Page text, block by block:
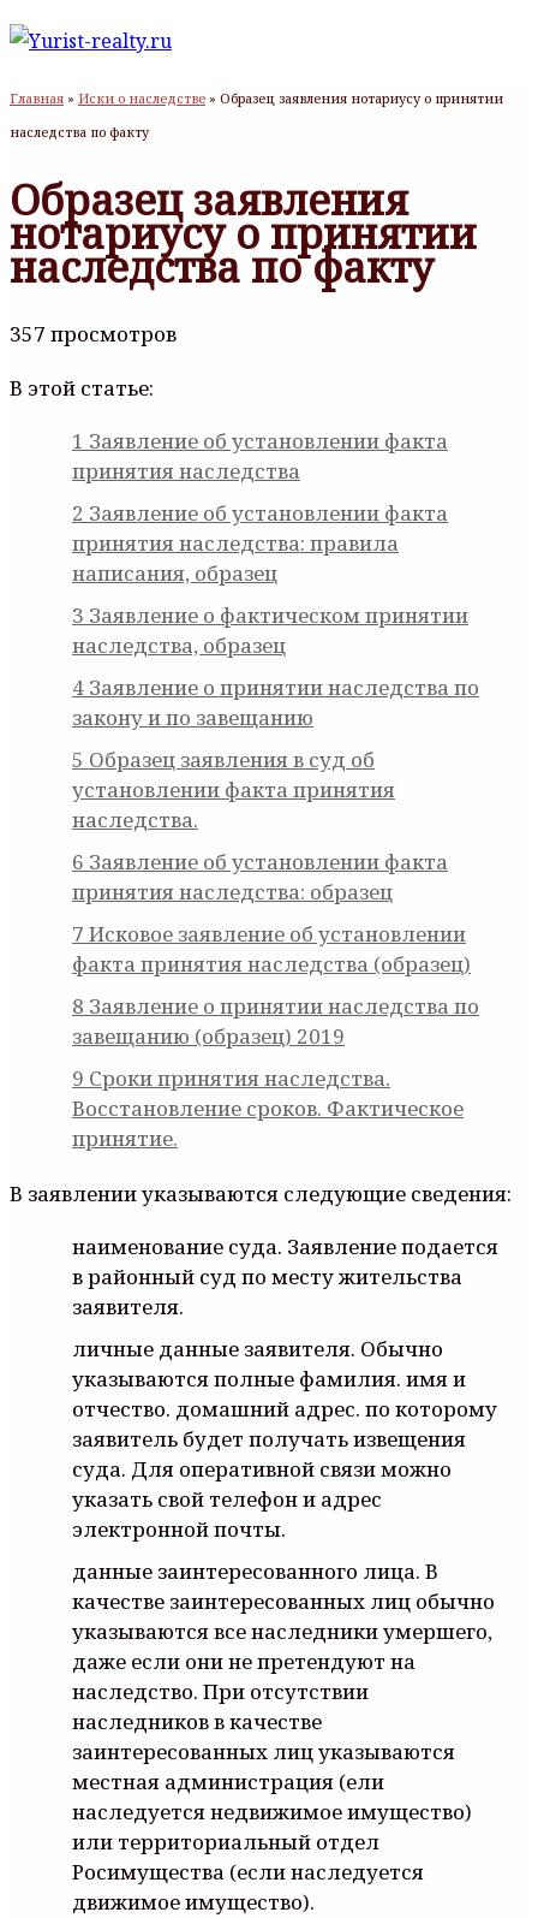
Главная » Иски о наследстве » Образец заявления нотариусу о принятии
наследства по факту
Образец заявления
нотариусу о принятии
наследства по факту
357 просмотров
В этой статье:
1 Заявление об установлении факта
принятия наследства
2 Заявление об установлении факта
принятия наследства: правила
написания, образец
3 Заявление о фактическом принятии
наследства, образец
4 Заявление о принятии наследства по
закону и по завещанию
5 Образец заявления в суд об
установлении факта принятия
наследства.
6 Заявление об установлении факта
принятия наследства: образец
7 Исковое заявление об установлении
факта принятия наследства (образец)
8 Заявление о принятии наследства по
завещанию (образец) 2019
9 Сроки принятия наследства.
Восстановление сроков. Фактическое
принятие.
В заявлении указываются следующие сведения:
наименование суда. Заявление подается
в районный суд по месту жительства
заявителя.
личные данные заявителя. Обычно
указываются полные фамилия. имя и
отчество. домашний адрес. по которому
заявитель будет получать извещения
суда. Для оперативной связи можно
указать свой телефон и адрес
электронной почты.
данные заинтересованного лица. В
качестве заинтересованных лиц обычно
указываются все наследники умершего,
даже если они не претендуют на
наследство. При отсутствии
наследников в качестве
заинтересованных лиц указываются
местная администрация (ели
наследуется недвижимое имущество)
или территориальный отдел
Росимущества (если наследуется
движимое имущество).